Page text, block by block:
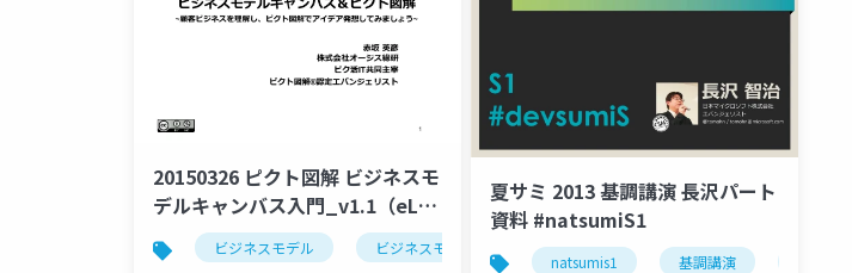
20150326 ピクト図解 ビジネスモ
デルキャンバス入門_v1.1（eLV
様主催）ビジネスモデル ビジネスモデルキャンバス bmg ピクト図解
夏サミ 2013 基調講演 長沢パート
資料 #natsumiS1
natsumis1 基調講演